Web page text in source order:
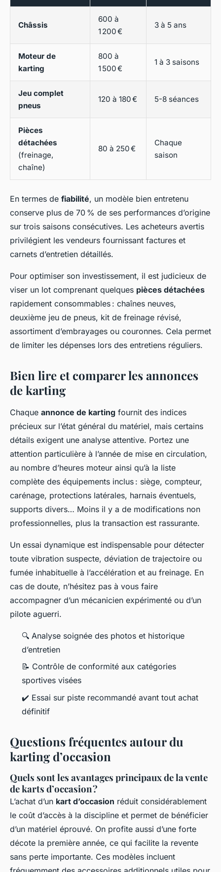
Châssis
600 à
1 200 €
3 à 5 ans
Moteur de
karting
800 à
1 500 €
1 à 3 saisons
Jeu complet
pneus
120 à 180 € 5-8 séances
Pièces
détachées
(freinage,
chaîne)
80 à 250 €
Chaque
saison
En termes de fiabilité, un modèle bien entretenu
conserve plus de 70 % de ses performances d’origine
sur trois saisons consécutives. Les acheteurs avertis
privilégient les vendeurs fournissant factures et
carnets d’entretien détaillés.
Pour optimiser son investissement, il est judicieux de
viser un lot comprenant quelques pièces détachées
rapidement consommables : chaînes neuves,
deuxième jeu de pneus, kit de freinage révisé,
assortiment d’embrayages ou couronnes. Cela permet
de limiter les dépenses lors des entretiens réguliers.
Bien lire et comparer les annonces
de karting
Chaque annonce de karting fournit des indices
précieux sur l’état général du matériel, mais certains
détails exigent une analyse attentive. Portez une
attention particulière à l’année de mise en circulation,
au nombre d’heures moteur ainsi qu’à la liste
complète des équipements inclus : siège, compteur,
carénage, protections latérales, harnais éventuels,
supports divers… Moins il y a de modifications non
professionnelles, plus la transaction est rassurante.
Un essai dynamique est indispensable pour détecter
toute vibration suspecte, déviation de trajectoire ou
fumée inhabituelle à l’accélération et au freinage. En
cas de doute, n’hésitez pas à vous faire
accompagner d’un mécanicien expérimenté ou d’un
pilote aguerri.
🔍 Analyse soignée des photos et historique
d’entretien
📝 Contrôle de conformité aux catégories
sportives visées
✔️ Essai sur piste recommandé avant tout achat
définitif
Questions fréquentes autour du
karting d’occasion
Quels sont les avantages principaux de la vente
de karts d’occasion ?
L’achat d’un kart d’occasion réduit considérablement
le coût d’accès à la discipline et permet de bénéficier
d’un matériel éprouvé. On profite aussi d’une forte
décote la première année, ce qui facilite la revente
sans perte importante. Ces modèles incluent